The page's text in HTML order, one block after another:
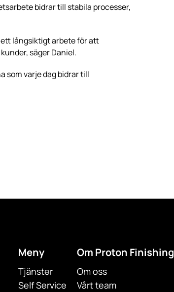
bidrar till stabila processer,
långsiktigt arbete för att
säger Daniel.
som varje dag bidrar till
Meny
Tjänster
Self Service
Om Proton Finishing
Om oss
Vårt team